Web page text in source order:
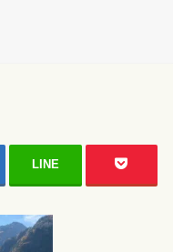
LINE